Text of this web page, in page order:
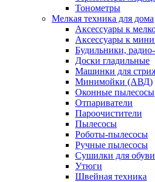
Тонометры
Мелкая техника для дома
Аксессуары к
Аксессуары к
Будильники,
Доски гладильные
Машинки для
Минимойки (АВД)
Оконные пылесосы
Отпариватели
Пароочистители
Пылесосы
Роботы-пылесосы
Ручные пылесосы
Сушилки для обуви
Утюги
Швейная техника